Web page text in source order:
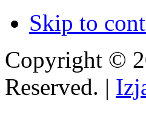
Skip to
Copyright ©
Reserved. |